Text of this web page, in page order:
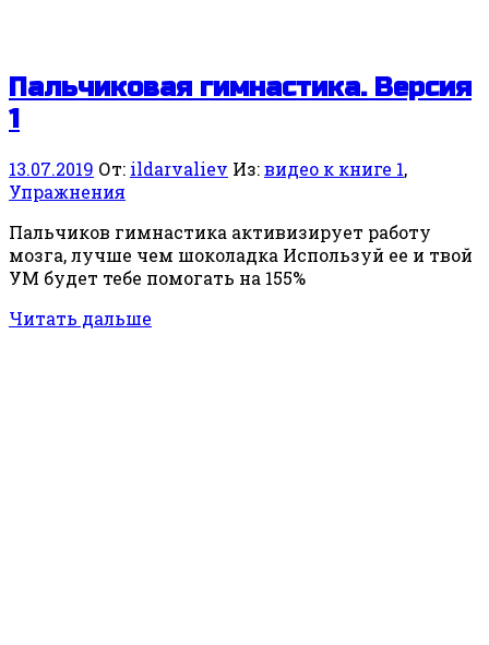
Пальчиковая гимнастика. Версия
1
13.07.2019 От: ildarvaliev Из:видео к книге 1,
Упражнения
Пальчиков гимнастика активизирует работу
мозга, лучше чем шоколадка Используй ее и твой
УМ будет тебе помогать на 155%
Читать дальше